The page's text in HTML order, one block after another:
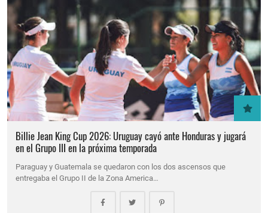
Billie Jean King Cup 2026: Uruguay cayó ante Honduras y jugará
en el Grupo III en la próxima temporada
Paraguay y Guatemala se quedaron con los dos ascensos que
entregaba el Grupo II de la Zona America…